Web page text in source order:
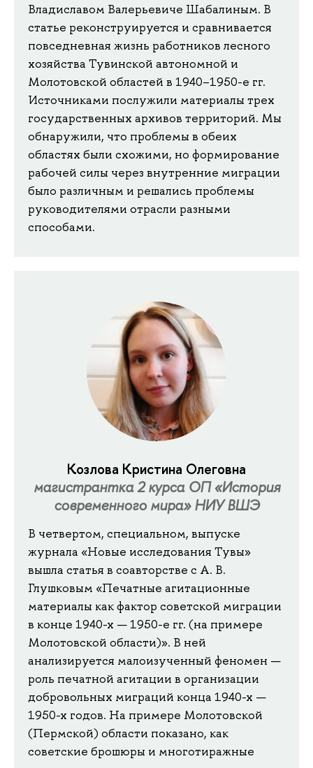
Владиславом Валерьевиче Шабалиным. В
статье реконструируется и сравнивается
повседневная жизнь работников лесного
хозяйства Тувинской автономной и
Молотовской областей в 1940–1950-е гг.
Источниками послужили материалы трех
государственных архивов территорий. Мы
обнаружили, что проблемы в обеих
областях были схожими, но формирование
рабочей силы через внутренние миграции
было различным и решались проблемы
руководителями отрасли разными
способами.
Козлова Кристина Олеговна
магистрантка 2 курса ОП «История
современного мира» НИУ ВШЭ
В четвертом, специальном, выпуске
журнала «Новые исследования Тувы»
вышла статья в соавторстве с А. В.
Глушковым «Печатные агитационные
материалы как фактор советской миграции
в конце 1940-х — 1950-е гг. (на примере
Молотовской области)». В ней
анализируется малоизученный феномен —
роль печатной агитации в организации
добровольных миграций конца 1940-х —
1950-х годов. На примере Молотовской
(Пермской) области показано, как
советские брошюры и многотиражные